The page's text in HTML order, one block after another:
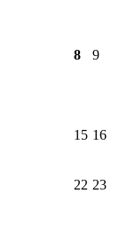
8 9
15 16
22 23